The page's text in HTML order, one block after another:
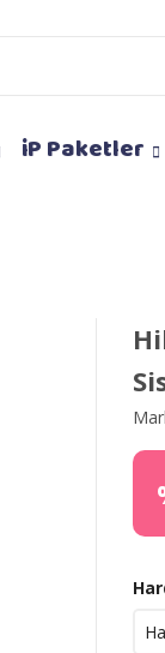
iP Paketler